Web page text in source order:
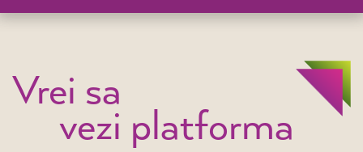
Vrei sa
vezi platforma